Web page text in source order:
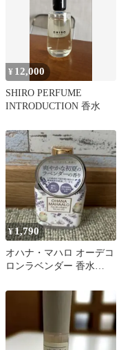
¥ 12,000
SHIRO PERFUME
INTRODUCTION 香水
¥1,790
オハナ・マハロ オーデコ
ロンラベンダー 香水